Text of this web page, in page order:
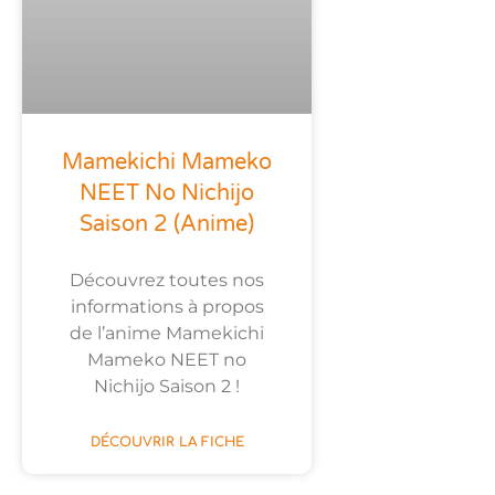
Mamekichi Mameko
NEET No Nichijo
Saison 2 (anime)
Découvrez toutes nos
informations à propos
de l’anime Mamekichi
Mameko NEET no
Nichijo Saison 2 !
DÉCOUVRIR LA FICHE